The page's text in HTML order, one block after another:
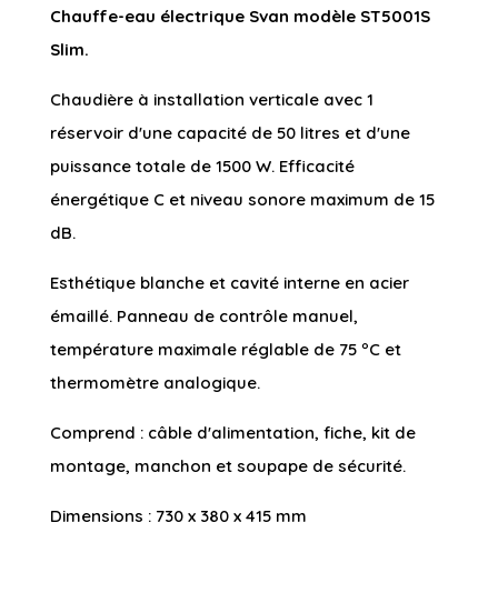
Chauffe-eau électrique Svan modèle ST5001S
Slim.
Chaudière à installation verticale avec 1
réservoir d'une capacité de 50 litres et d'une
puissance totale de 1500 W. Efficacité
énergétique C et niveau sonore maximum de 15
dB.
Esthétique blanche et cavité interne en acier
émaillé. Panneau de contrôle manuel,
température maximale réglable de 75 ºC et
thermomètre analogique.
Comprend : câble d'alimentation, fiche, kit de
montage, manchon et soupape de sécurité.
Dimensions : 730 x 380 x 415 mm